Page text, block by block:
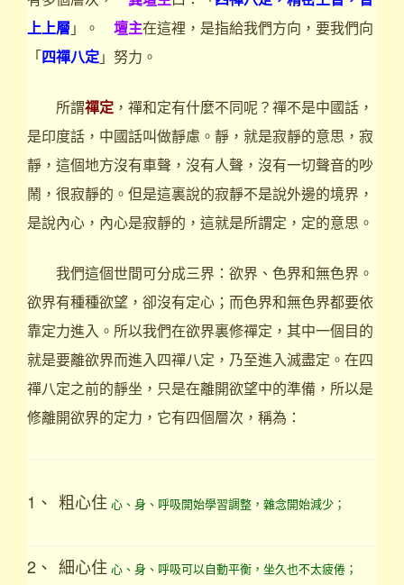
上上層 」。 壇主在這裡，是指給我們方向，要我們向
「四禪八定」努力。
所謂禪定 ，禪和定有什麼不同呢？禪不是中國話，
是印度話，中國話叫做靜慮。靜，就是寂靜的意思，寂
靜，這個地方沒有車聲，沒有人聲，沒有一切聲音的吵
鬧，很寂靜的。但是這裏說的寂靜不是說外邊的境界，
是說內心，內心是寂靜的，這就是所謂定，定的意思。
我們這個世間可分成三界：欲界、色界和無色界。
欲界有種種欲望，卻沒有定心；而色界和無色界都要依
靠定力進入。所以我們在欲界裏修禪定，其中一個目的
就是要離欲界而進入四禪八定，乃至進入滅盡定。在四
禪八定之前的靜坐，只是在離開欲望中的準備，所以是
修離開欲界的定力，它有四個層次，稱為：
1、 粗心住 心、身、呼吸開始學習調整，雜念開始減少；
2、 細心住 心、身、呼吸可以自動平衡，坐久也不太疲倦；